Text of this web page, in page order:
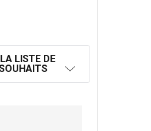
RESSORTS EMAILLÉ NOIR
DE ROSACE A RESSORTS
LISTE DE